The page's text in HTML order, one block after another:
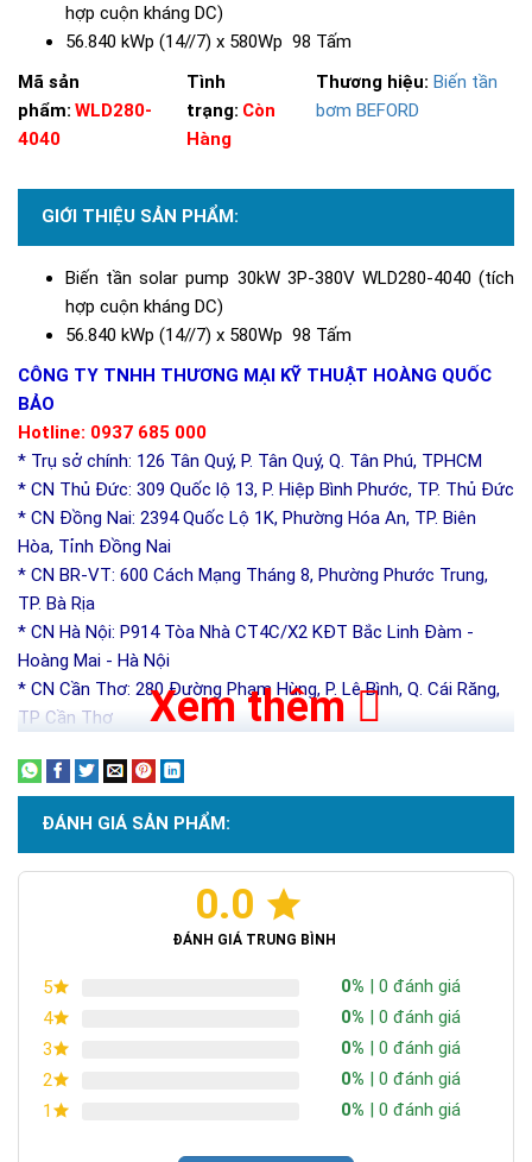
hợp cuộn kháng DC)
56.840 kWp (14//7) x 580Wp 98 Tấm
Mã sản
phẩm: WLD280-
4040
Tình
trạng: Còn
Hàng
Thương hiệu: Biến tần
bơm BEFORD
GIỚI THIỆU SẢN PHẨM:
Biến tần solar pump 30kW 3P-380V WLD280-4040 (tích
hợp cuộn kháng DC)
56.840 kWp (14//7) x 580Wp 98 Tấm
CÔNG TY TNHH THƯƠNG MẠI KỸ THUẬT HOÀNG QUỐC
BẢO
Hotline: 0937 685 000
* Trụ sở chính: 126 Tân Quý, P. Tân Quý, Q. Tân Phú, TPHCM
* CN Thủ Đức: 309 Quốc lộ 13, P. Hiệp Bình Phước, TP. Thủ Đức
* CN Đồng Nai: 2394 Quốc Lộ 1K, Phường Hóa An, TP. Biên
Hòa, Tỉnh Đồng Nai
* CN BR-VT: 600 Cách Mạng Tháng 8, Phường Phước Trung,
TP. Bà Rịa
* CN Hà Nội: P914 Tòa Nhà CT4C/X2 KĐT Bắc Linh Đàm -
Hoàng Mai - Hà Nội
* CN Cần Thơ: 280 Đường Phạm Hùng, P. Lê Bình, Q. Cái Răng,
TP Cần Thơ
Xem thêm
ĐÁNH GIÁ SẢN PHẨM:
0.0
ĐÁNH GIÁ TRUNG BÌNH
5 0% | 0 đánh giá
4
0% | 0 đánh giá
3
0% | 0 đánh giá
2
0% | 0 đánh giá
1
0% | 0 đánh giá